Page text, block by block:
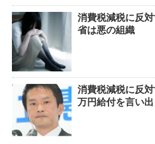
消費税減税に反
省は悪の組織
消費税減税に反
万円給付を言い